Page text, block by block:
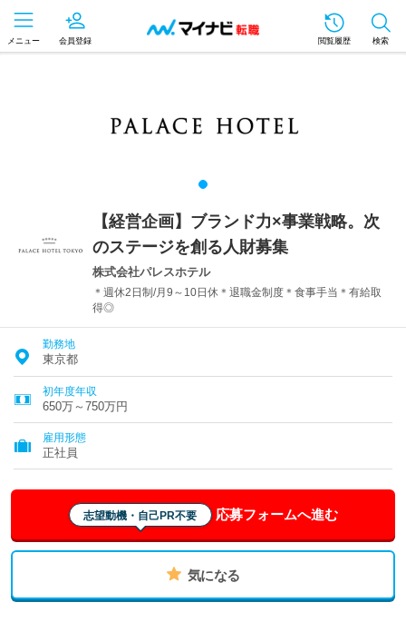
メニュー 会員登録 閲覧履歴 検索
【経営企画】ブランド力×事業戦略。次
のステージを創る人財募集
株式会社パレスホテル
＊週休2日制/月9～10日休＊退職金制度＊食事手当＊有給取
得◎
勤務地
東京都
初年度年収
650万～750万円
雇用形態
正社員
志望動機・自己PR不要 応募フォームへ進む
気になる